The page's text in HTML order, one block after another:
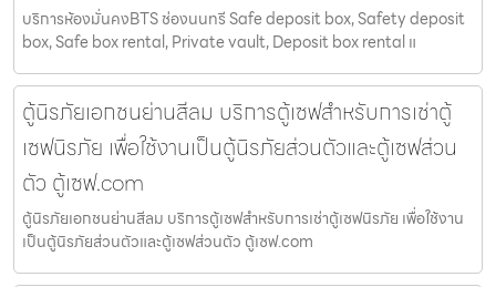
บริการห้องมั่นคงBTS ช่องนนทรี Safe deposit box, Safety deposit
box, Safe box rental, Private vault, Deposit box rental แ
ตู้นิรภัยเอกชนย่านสีลม บริการตู้เซฟสำหรับการเช่าตู้
เซฟนิรภัย เพื่อใช้งานเป็นตู้นิรภัยส่วนตัวและตู้เซฟส่วน
ตัว ตู้เซฟ.com
ตู้นิรภัยเอกชนย่านสีลม บริการตู้เซฟสำหรับการเช่าตู้เซฟนิรภัย เพื่อใช้งาน
เป็นตู้นิรภัยส่วนตัวและตู้เซฟส่วนตัว ตู้เซฟ.com